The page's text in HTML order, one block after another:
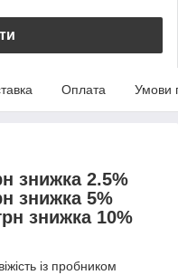
Оплата Умови
знижка 2.5%
знижка 5%
знижка 10%
із пробником